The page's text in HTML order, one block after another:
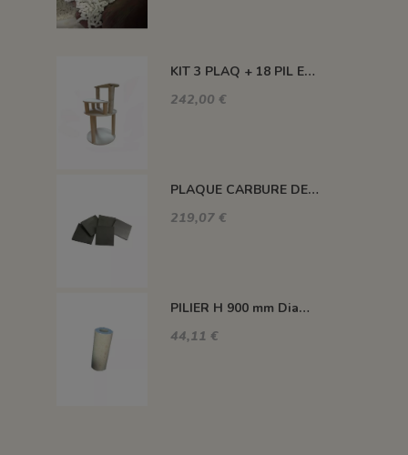
KIT 3 PLAQ + 18 PIL ENCAS +3 PIL H100 MM +3 PIL H300 MM - KEOS 160L
242,00 €
PLAQUE CARBURE DE SILICIUM 1400°C MAXI 420*420*22 MM
219,07 €
PILIER H 900 mm Diam.80 mm 1350°C
44,11 €